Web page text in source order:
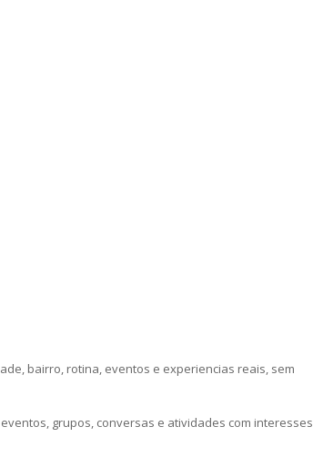
bairro, rotina, eventos e experiencias reais, sem
grupos, conversas e atividades com interesses